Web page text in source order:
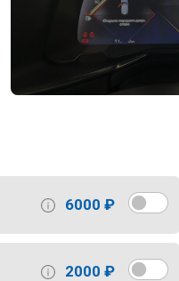
6000 ₽
2000 ₽